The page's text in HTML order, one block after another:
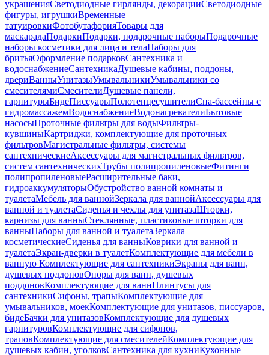
украшенияСветодиодные гирлянды, декорацииСветодиодные
фигуры, игрушкиВременные
татуировкиФотобутафорияТовары для
маскарадаПодаркиПодарки, подарочные наборыПодарочные
наборы косметики для лица и телаНаборы для
бритьяОформление подарковСантехника и
водоснабжениеСантехникаДушевые кабины, поддоны,
двериВанныУнитазыУмывальникиУмывальники со
смесителямиСмесителиДушевые панели,
гарнитурыБидеПиссуарыПолотенцесушителиСпа-бассейны с
гидромассажемВодоснабжениеВодонагревателиБытовые
насосыПроточные фильтры для водыФильтры-
кувшиныКартриджи, комплектующие для проточных
фильтровМагистральные фильтры, системы
сантехническиеАксессуары для магистральных фильтров,
систем сантехническихТрубы полипропиленовыеФитинги
полипропиленовыеРасширительные баки,
гидроаккумуляторыОбустройство ванной комнаты и
туалетаМебель для ваннойЗеркала для ваннойАксессуары для
ванной и туалетаСиденья и чехлы для унитазаШторки,
карнизы для ванныСтеклянные, пластиковые шторки для
ванныНаборы для ванной и туалетаЗеркала
косметическиеСиденья для ванныКоврики для ванной и
туалетаЭкран-дверки в туалетКомплектующие для мебели в
ванную Комплектующие для сантехникиЭкраны для ванн,
душевых поддоновОпоры для ванн, душевых
поддоновКомплектующие для ваннПлинтусы для
сантехникиСифоны, трапыКомплектующие для
умывальников, моекКомплектующие для унитазов, писсуаров,
бидеБачки для унитазовКомплектующие для душевых
гарнитуровКомплектующие для сифонов,
траповКомплектующие для смесителейКомплектующие для
душевых кабин, уголковСантехника для кухниКухонные